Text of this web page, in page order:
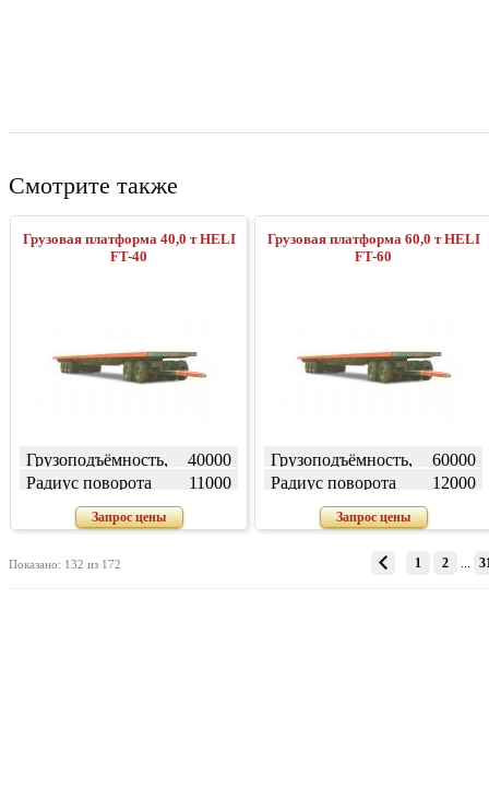
Смотрите также
Грузовая платформа 40,0 т HELI
FT-40
Грузоподъёмность,
кг
40000
Радиус поворота
(внешний) W, мм
11000
Запрос цены
Грузовая платформа 60,0 т HELI
FT-60
Грузоподъёмность,
кг
60000
Радиус поворота
(внешний) W, мм
12000
Запрос цены
Показано: 132 из 172 1 2 ...